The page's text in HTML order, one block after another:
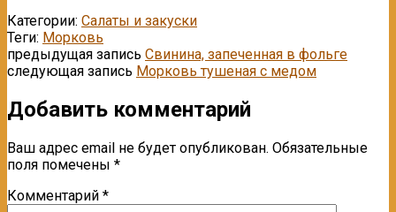
Категории: Салаты и закуски
Теги: Морковь
предыдущая запись Свинина, запеченная в фольге
следующая запись Морковь тушеная с медом
Добавить комментарий
Ваш адрес email не будет опубликован. Обязательные
поля помечены *
Комментарий *